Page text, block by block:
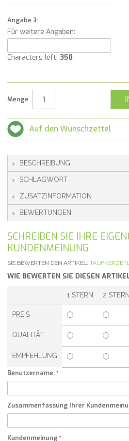
Angabe 3:
Für weitere Angaben:
Characters left: 350
Menge
Auf den Wunschzettel
BESCHREIBUNG
SCHLAGWORT
ZUSATZINFORMATION
BEWERTUNGEN
SCHREIBEN SIE IHRE
KUNDENMEINUNG
SIE BEWERTEN DEN ARTIKEL: TAUFKERZE
WIE BEWERTEN SIE DIESEN
1 STERN 2
PREIS
QUALITÄT
EMPFEHLUNG
Benutzername:
Zusammenfassung Ihrer
Kundenmeinung